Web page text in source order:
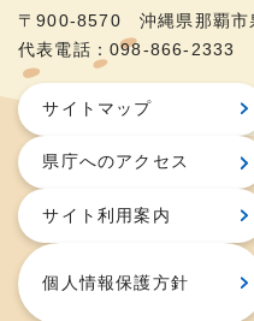
〒900-8570 沖縄県那覇市
代表電話：098-866-2333
サイトマップ
県庁へのアクセス
サイト利用案内
個人情報保護方針